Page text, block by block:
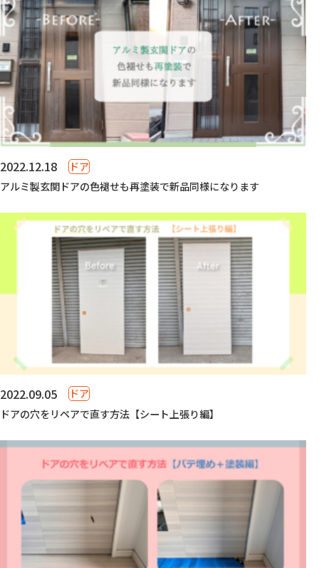
2022.12.18
ドア
アルミ製玄関ドアの色褪せも再塗装で新品同様になります
2022.09.05
ドア
ドアの穴をリペアで直す方法【シート上張り編】